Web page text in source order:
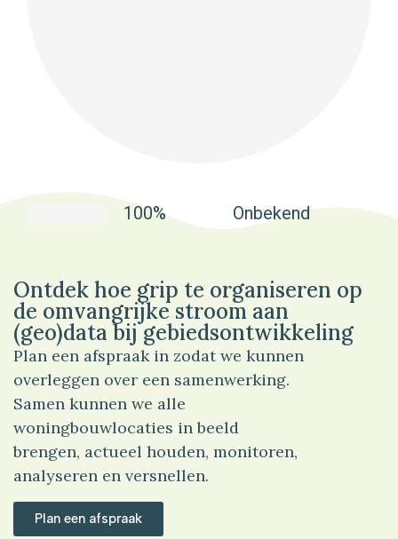
100% Onbekend
Ontdek hoe grip te organiseren op
de omvangrijke stroom aan
(geo)data bij gebiedsontwikkeling
Plan een afspraak in zodat we kunnen
overleggen over een samenwerking.
Samen kunnen we alle
woningbouwlocaties in beeld
brengen, actueel houden, monitoren,
analyseren en versnellen.
Plan een afspraak